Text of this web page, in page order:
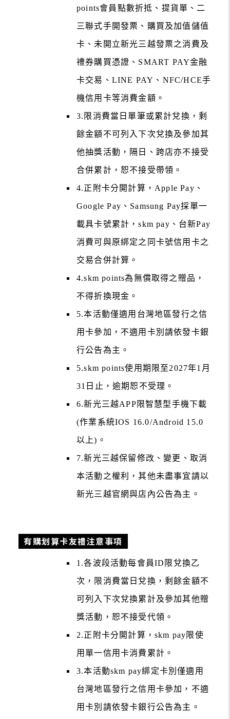
points會員點數折抵、提貨單、二
三聯式手開發票、購買及加值儲值
卡、未開立新光三越發票之消費及
禮券購買憑證、SMART PAY金融
卡交易、LINE PAY、NFC/HCE手
機信用卡等消費金額。
3.限消費當日單筆或累計兌換，剩
餘金額不可列入下次兌換及參加其
他抽獎活動，隔日、跨店亦不接受
合併累計，恕不接受帶領。
4.正附卡分開計算，Apple Pay、
Google Pay、Samsung Pay採單一
載具卡號累計，skm pay、台新Pay
消費可與原綁定之同卡號信用卡之
交易合併計算。
4.skm points為無償取得之贈品，
不得折換現金。
5.本活動僅適用台灣地區發行之信
用卡參加，不適用卡別請依發卡銀
行公告為主。
5.skm points使用期限至2027年1月
31日止，逾期恕不受理。
6.新光三越APP限智慧型手機下載
(作業系統IOS 16.0/Android 15.0
以上)。
7.新光三越保留修改、變更、取消
本活動之權利，其他未盡事宜請以
新光三越官網與店內公告為主。
有購划算卡友禮注意事項
1.各波段活動每會員ID限兌換乙
次，限消費當日兌換，剩餘金額不
可列入下次兌換累計及參加其他贈
獎活動，恕不接受代領。
2.正附卡分開計算，skm pay限使
用單一信用卡消費累計。
3.本活動skm pay綁定卡別僅適用
台灣地區發行之信用卡參加，不適
用卡別請依發卡銀行公告為主。